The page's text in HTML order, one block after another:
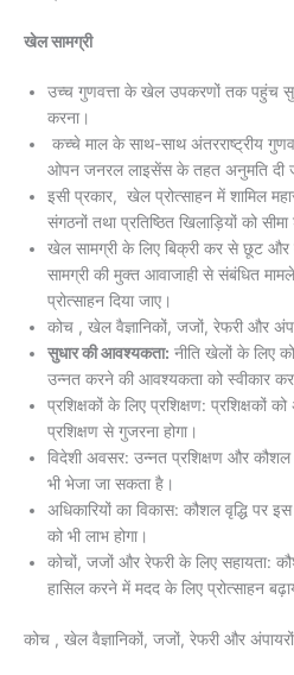
खेल सामग्री
उच्च गुणवत्ता के खेल उपकरणों तक पहुंच
करना।
कच्चे माल के साथ-साथ अंतरराष्ट्रीय
ओपन जनरल लाइसेंस के तहत अनुमति दी
इसी प्रकार, खेल प्रोत्साहन में शामिल
संगठनों तथा प्रतिष्ठित खिलाड़ियों को
खेल सामग्री के लिए बिक्री कर से छूट
सामग्री की मुक्त आवाजाही से संबंधित
प्रोत्साहन दिया जाए।
कोच , खेल वैज्ञानिकों, जजों, रेफरी और
सुधार की आवश्यकता: नीति खेलों के लिए
उन्नत करने की आवश्यकता को स्वीकार
प्रशिक्षकों के लिए प्रशिक्षण: प्रशिक्षकों
प्रशिक्षण से गुजरना होगा।
विदेशी अवसर: उन्नत प्रशिक्षण और कौशल
भी भेजा जा सकता है।
अधिकारियों का विकास: कौशल वृद्धि
को भी लाभ होगा।
कोचों, जजों और रेफरी के लिए सहायता:
हासिल करने में मदद के लिए प्रोत्साहन
कोच , खेल वैज्ञानिकों, जजों, रेफरी और